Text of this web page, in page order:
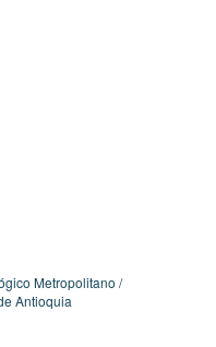
Metropolitano
Antioquia